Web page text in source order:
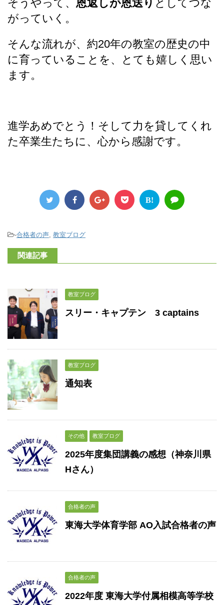
そうやって、 恩返しが恩送り としてつな
がっていく。
そんな流れが、約20年の教室の歴史の中
に育っていることを、とても嬉しく思い
ます。
進学あめでとう！そして力を貸してくれ
た卒業生たちに、心から感謝です。
B!
-合格者の声 教室ブログ
関連記事
教室ブログ
スリー・キャプテン 3 captains
教室ブログ
通知表
その他 教室ブログ
2025年度集団講義の感想（神奈川県
Hさん）
合格者の声
東海大学体育学部 AO入試合格者の声
合格者の声
2022年度 東海大学付属相模高等学校